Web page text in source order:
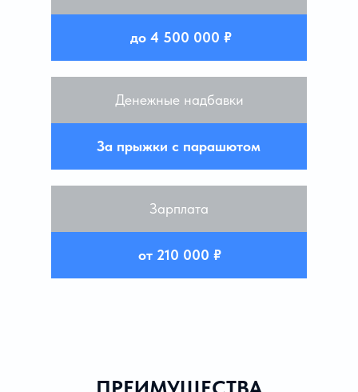
Денежные надбавки
Зарплата
За прыжки с парашютом
до 4 500 000 ₽
от 210 000 ₽